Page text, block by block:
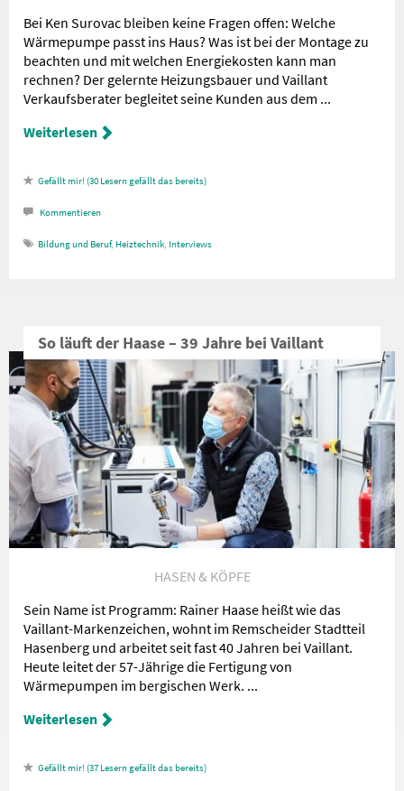
Bei Ken Surovac bleiben keine Fragen offen: Welche
Wärmepumpe passt ins Haus? Was ist bei der Montage zu
beachten und mit welchen Energiekosten kann man
rechnen? Der gelernte Heizungsbauer und Vaillant
Verkaufsberater begleitet seine Kunden aus dem ...
Weiterlesen
30 Lesern gefällt das
Kommentieren
Bildung und Beruf, Heiztechnik, Interviews
So läuft der Haase – 39 Jahre bei Vaillant
HASEN & KÖPFE
Sein Name ist Programm: Rainer Haase heißt wie das
Vaillant-Markenzeichen, wohnt im Remscheider Stadtteil
Hasenberg und arbeitet seit fast 40 Jahren bei Vaillant.
Heute leitet der 57-Jährige die Fertigung von
Wärmepumpen im bergischen Werk. ...
Weiterlesen
37 Lesern gefällt das